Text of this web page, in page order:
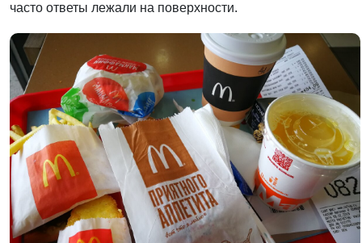
часто ответы лежали на поверхности.